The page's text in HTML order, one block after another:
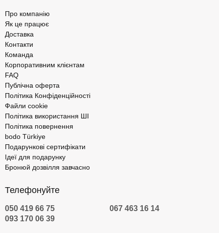
Про компанію
Як це працює
Доставка
Контакти
Команда
Корпоративним клієнтам
FAQ
Публічна оферта
Політика Конфіденційності
Файли cookie
Політика використання ШІ
Політика повернення
bodo Türkiye
Подарункові сертифікати
Ідеї для подарунку
Бронюй дозвілля завчасно
Телефонуйте
050 419 66 75
067 463 16 14
093 170 06 39